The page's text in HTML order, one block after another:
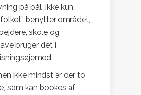
på bål. Ikke kun
benytter området,
skole og
bruger det i
ikke mindst er der to
som kan bookes af